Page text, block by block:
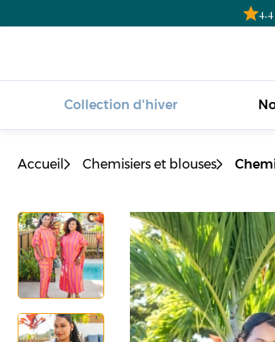
Collection d'hiver
Accueil Chemisiers et blouses